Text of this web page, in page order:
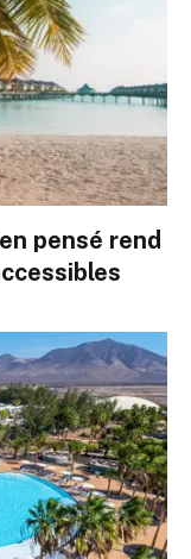
pensé rend